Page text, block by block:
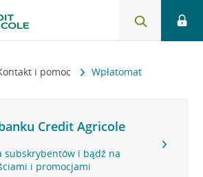
i pomoc Wpłatomat
Credit Agricole
subskrybentów i bądź na
i promocjami